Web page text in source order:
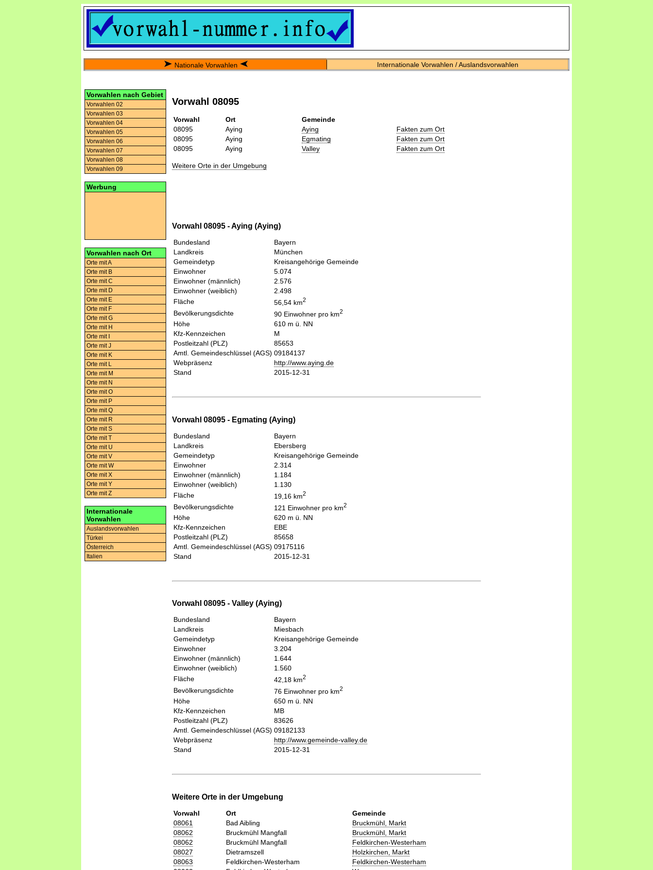
Nationale Vorwahlen Internationale Vorwahlen / Auslandsvorwahlen
Vorwahlen nach Gebiet
Vorwahlen 02
Vorwahlen 03
Vorwahlen 04
Vorwahlen 05
Vorwahlen 06
Vorwahlen 07
Vorwahlen 08
Vorwahlen 09
Werbung
Vorwahlen nach Ort
Orte mit A
Orte mit B
Orte mit C
Orte mit D
Orte mit E
Orte mit F
Orte mit G
Orte mit H
Orte mit I
Orte mit J
Orte mit K
Orte mit L
Orte mit M
Orte mit N
Orte mit O
Orte mit P
Orte mit Q
Orte mit R
Orte mit S
Orte mit T
Orte mit U
Orte mit V
Orte mit W
Orte mit X
Orte mit Y
Orte mit Z
Internationale
Vorwahlen
Auslandsvorwahlen
Türkei
Österreich
Italien
Vorwahl 08095
Vorwahl Ort
Gemeinde
08095
Aying Aying
Fakten zum Ort
08095
Aying Egmating
Fakten zum Ort
08095
Aying Valley Fakten zum Ort
Weitere Orte in der Umgebung
Vorwahl 08095 - Aying (Aying)
Bundesland
Bayern
Landkreis
München
Gemeindetyp
Kreisangehörige Gemeinde
Einwohner
5.074
Einwohner (männlich)
2.576
Einwohner (weiblich)
2.498
Fläche
56,54 km2
Bevölkerungsdichte 90 Einwohner pro km2
Höhe
610 m ü. NN
Kfz-Kennzeichen
M
Postleitzahl (PLZ)
85653
Amtl. Gemeindeschlüssel (AGS) 09184137
Webpräsenz
http://www.aying.de
Stand
2015-12-31
Vorwahl 08095 - Egmating (Aying)
Bundesland
Bayern
Landkreis
Ebersberg
Gemeindetyp
Kreisangehörige Gemeinde
Einwohner
2.314
Einwohner (männlich)
1.184
Einwohner (weiblich)
1.130
Fläche
19,16 km2
Bevölkerungsdichte 121 Einwohner pro km2
Höhe
620 m ü. NN
Kfz-Kennzeichen
EBE
Postleitzahl (PLZ)
85658
Amtl. Gemeindeschlüssel (AGS) 09175116
Stand
2015-12-31
Vorwahl 08095 - Valley (Aying)
Bundesland
Bayern
Landkreis
Miesbach
Gemeindetyp
Kreisangehörige Gemeinde
Einwohner
3.204
Einwohner (männlich)
1.644
Einwohner (weiblich)
1.560
Fläche
42,18 km2
Bevölkerungsdichte 76 Einwohner pro km2
Höhe
650 m ü. NN
Kfz-Kennzeichen
MB
Postleitzahl (PLZ)
83626
Amtl. Gemeindeschlüssel (AGS) 09182133
Webpräsenz
http://www.gemeinde-valley.de
Stand
2015-12-31
Weitere Orte in der Umgebung
Vorwahl Ort
Gemeinde
08061
Bad Aibling
Bruckmühl, Markt
08062
Bruckmühl Mangfall
Bruckmühl, Markt
08062
Bruckmühl Mangfall
Feldkirchen-Westerham
08027
Dietramszell
Holzkirchen, Markt
08063
Feldkirchen-Westerham
Feldkirchen-Westerham